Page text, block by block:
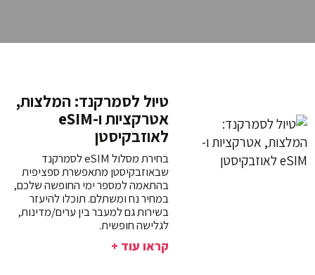
טיול לסמרקנד: המלצות,
אטרקציות ו-eSIM
לאוזבקיסטן
בחירת מסלול eSIM לסמרקנד
שבאוזבקיסטן מתאפשרת ספציפית
בהתאמה למספר ימי החופשה שלכם,
במחיר נח ומשתלם. תוכלו להיעזר
בשירות גם למעבר בין ערים/מדינות,
לגלישה חופשית.
קראו עוד +